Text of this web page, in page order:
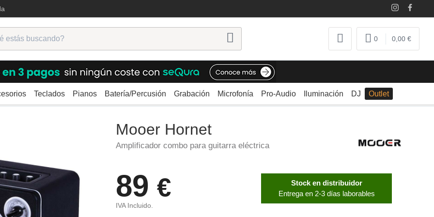
0 0,00 €
Teclados Pianos Batería/Percusión Grabación Microfonía Pro-Audio Iluminación DJ Outlet
eléctrica Combos Mooer Hornet
Mooer Hornet
Amplificador combo para guitarra eléctrica
89 €
IVA Incluido.
Stock en distribuidor
Entrega en 2-3 días laborables